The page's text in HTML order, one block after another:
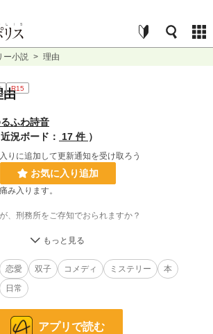
ー小説 > 理由
R15
由
ふわ詩音
近況ボード：
17 件 ）
りに追加して更新通知を受け取ろう
お気に入り追加
み入ります。
、刑務所をご存知でおられますか？
罪と言われた者が拘禁や無期、死に服し、罪を償う施
本当に『悪者』なのでございましょうか？
恋愛 双子 コメディ ミステリー
本
日常
アプリで読む